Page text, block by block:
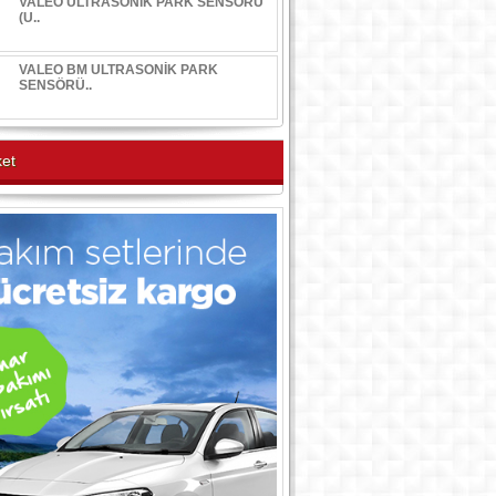
(U..
VALEO BM ULTRASONİK PARK
SENSÖRÜ..